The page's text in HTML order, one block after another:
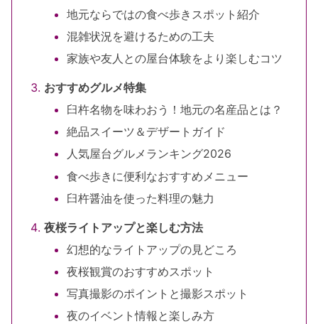
地元ならではの食べ歩きスポット紹介
混雑状況を避けるための工夫
家族や友人との屋台体験をより楽しむコツ
おすすめグルメ特集
臼杵名物を味わおう！地元の名産品とは？
絶品スイーツ＆デザートガイド
人気屋台グルメランキング2026
食べ歩きに便利なおすすめメニュー
臼杵醤油を使った料理の魅力
夜桜ライトアップと楽しむ方法
幻想的なライトアップの見どころ
夜桜観賞のおすすめスポット
写真撮影のポイントと撮影スポット
夜のイベント情報と楽しみ方